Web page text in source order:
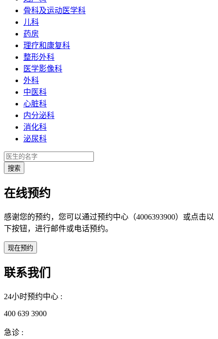
骨科及运动医学科
儿科
药房
理疗和康复科
整形外科
医学影像科
外科
中医科
心脏科
内分泌科
消化科
泌尿科
在线预约
感谢您的预约，您可以通过预约中心（4006393900）或点击以
下按钮，进行邮件或电话预约。
联系我们
24小时预约中心 :
400 639 3900
急诊 :